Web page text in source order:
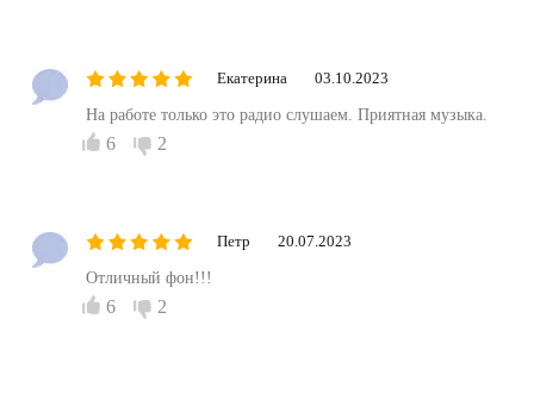
Екатерина 03.10.2023
На работе только это радио слушаем. Приятная музыка.
6 2
Петр 20.07.2023
Отличный фон!!!
6 2